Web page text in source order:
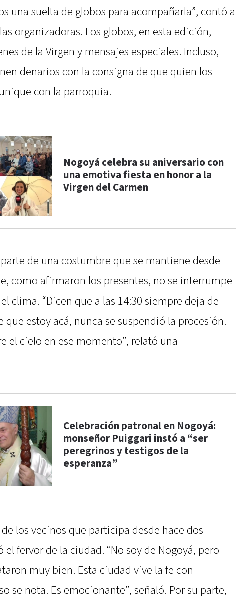
una suelta de globos para acompañarla”, contó a
organizadoras. Los globos, en esta edición,
de la Virgen y mensajes especiales. Incluso,
denarios con la consigna de que quien los
con la parroquia.
Nogoyá celebra su aniversario con
una emotiva fiesta en honor a la
Virgen del Carmen
de una costumbre que se mantiene desde
como afirmaron los presentes, no se interrumpe
clima. “Dicen que a las 14:30 siempre deja de
que estoy acá, nunca se suspendió la procesión.
el cielo en ese momento”, relató una
Celebración patronal en Nogoyá:
monseñor Puiggari instó a “ser
peregrinos y testigos de la
esperanza”
los vecinos que participa desde hace dos
el fervor de la ciudad. “No soy de Nogoyá, pero
muy bien. Esta ciudad vive la fe con
se nota. Es emocionante”, señaló. Por su parte,